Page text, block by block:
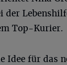
der
Top-Kurier.
Idee für das